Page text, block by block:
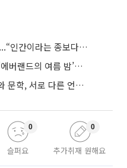
‘태양 아래 올리브’ 김초엽 작가...“인간이라는 종보다 설명하기 어려운 한 사람을 쓰고 싶었다”
반딧불이부터 아기 사자까지…‘에버랜드의 여름 밤’이 기다려지는 이유
김유태 기자의 '밤과 책'…영화와 문학, 서로 다른 언어를 읽다
슬퍼요
0
추가취재 원해요
0